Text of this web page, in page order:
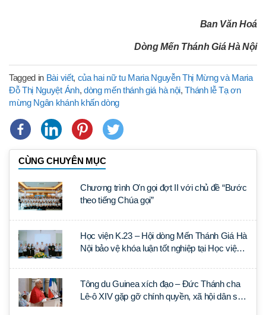
Ban Văn Hoá
Dòng Mến Thánh Giá Hà Nội
Tagged in Bài viết, của hai nữ tu Maria Nguyễn Thị Mừng và Maria
Đỗ Thị Nguyệt Ánh, dòng mến thánh giá hà nội,Thánh lễ Tạ ơn
mừng Ngân khánh khấn dòng
CÙNG CHUYÊN MỤC
Chương trình Ơn gọi đợt II với chủ đề “Bước
theo tiếng Chúa gọi”
Học viện K.23 – Hội dòng Mến Thánh Giá Hà
Nội bảo vệ khóa luận tốt nghiệp tại Học viện
Tông du Guinea xích đạo – Đức Thánh cha
Lê-ô XIV gặp gỡ chính quyền, xã hội dân sự